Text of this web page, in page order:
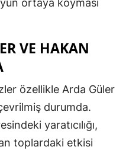
ortaya koyması
VE HAKAN
özellikle Arda Güler
durumda.
yaratıcılığı,
toplardaki etkisi